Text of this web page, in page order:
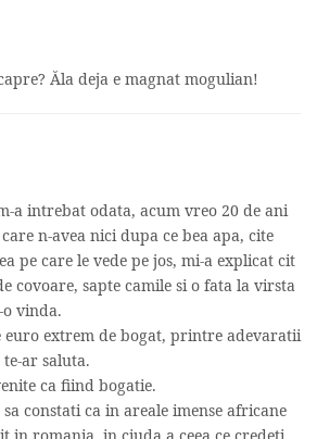
Ăla deja e magnat mogulian!
a intrebat odata, acum vreo 20 de ani
n-avea nici dupa ce bea apa, cite
pe care le vede pe jos, mi-a explicat cit
covoare, sapte camile si o fata la virsta
vinda.
extrem de bogat, printre adevaratii
ar saluta.
ca fiind bogatie.
constati ca in areale imense africane